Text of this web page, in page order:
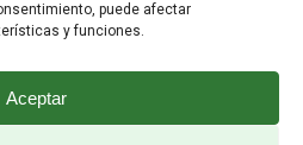
puede afectar
y funciones.
Aceptar